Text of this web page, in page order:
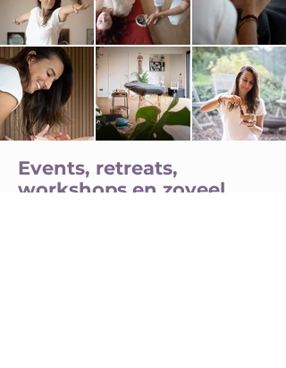
Events, retreats,
workshops en zoveel